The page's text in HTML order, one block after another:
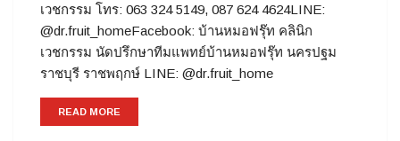
เวชกรรม โทร: 063 324 5149, 087 624 4624LINE:
@dr.fruit_homeFacebook: บ้านหมอฟรุ๊ท คลินิก
เวชกรรม นัดปรึกษาทีมแพทย์บ้านหมอฟรุ๊ท นครปฐม
ราชบุรี ราชพฤกษ์ LINE: @dr.fruit_home
READ MORE